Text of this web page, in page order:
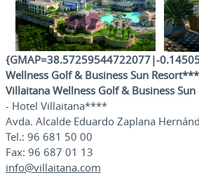
{GMAP=38.57259544722077|-
Wellness Golf & Business Sun
Villaitana Wellness Golf & Business
- Hotel Villaitana****
Avda. Alcalde Eduardo Zaplana
Tel.: 96 681 50 00
Fax: 96 687 01 13
info@villaitana.com